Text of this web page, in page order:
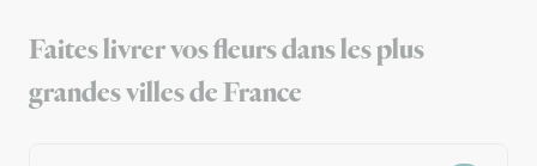
Faites livrer vos fleurs dans les plus
grandes villes de France